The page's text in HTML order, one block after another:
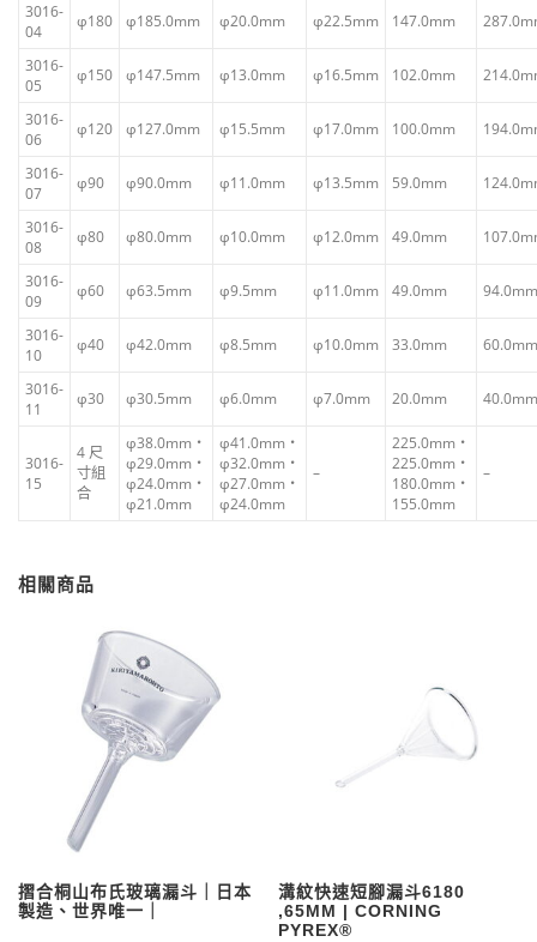
3016-
04
φ180 φ185.0mm φ20.0mm φ22.5mm 147.0mm
3016-
05
φ150 φ147.5mm φ13.0mm φ16.5mm 102.0mm
3016-
06
φ120 φ127.0mm φ15.5mm φ17.0mm 100.0mm
3016-
07
φ90 φ90.0mm φ11.0mm φ13.5mm 59.0mm
3016-
08
φ80 φ80.0mm φ10.0mm φ12.0mm 49.0mm
3016-
09
φ60 φ63.5mm φ9.5mm φ11.0mm 49.0mm 94.0mm
3016-
10
φ40 φ42.0mm φ8.5mm φ10.0mm 33.0mm 60.0mm
3016-
11
φ30 φ30.5mm φ6.0mm φ7.0mm 20.0mm 40.0mm
3016-
15
4 尺
寸組
合
φ38.0mm‧
φ29.0mm‧
φ24.0mm‧
φ21.0mm
φ41.0mm‧
φ32.0mm‧
φ27.0mm‧
φ24.0mm
–
225.0mm‧
225.0mm‧
180.0mm‧
155.0mm
–
相關商品
摺合桐山布氏玻璃漏斗｜日本
製造、世界唯一｜
溝紋快速短腳漏斗6180
,65MM | CORNING
PYREX®